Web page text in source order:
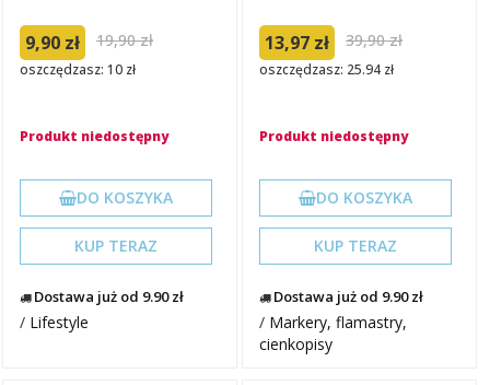
9,90 zł 19,90 zł
oszczędzasz: 10 zł
Produkt niedostępny
DO KOSZYKA
KUP TERAZ
Dostawa już od 9.90 zł
/ Lifestyle
13,97 zł 39,90 zł
oszczędzasz: 25.94 zł
Produkt niedostępny
DO KOSZYKA
KUP TERAZ
Dostawa już od 9.90 zł
/ Markery, flamastry,
cienkopisy